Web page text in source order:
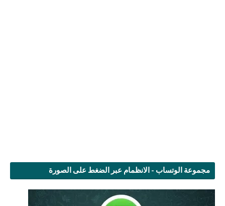
مجموعة الوتساب - الانظمام عبر الضغط على الصورة